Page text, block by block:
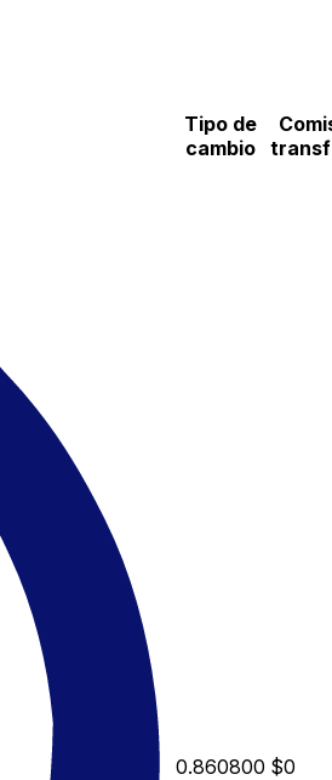
Tipo de
cambio
0.860800 $0